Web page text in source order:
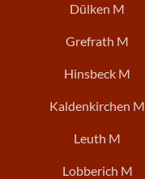
Dülken M
Grefrath M
Hinsbeck M
Kaldenkirchen M
Leuth M
Lobberich M